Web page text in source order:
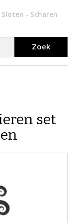
- Scharen
Zoek
set